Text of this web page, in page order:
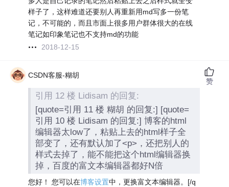
样子了，这样难道还要别人再重新用md写多一份笔
记，不可能的，而且市面上很多用户群体很大的在线
笔记如印象笔记也不支持md的功能
2018-12-15
CSDN客服-糊胡
引用 12 楼 Lidisam 的回复:
[quote=引用 11 楼 糊胡 的回复:] [quote=
引用 10 楼 Lidisam 的回复:] 博客的html
编辑器太low了，粘贴上去的html样子全
部变了，还有默认加了<p>，还把别人的
样式去掉了，能不能把这个html编辑器换
掉，百度的富文本编辑器都好N倍
您好！ 您可以在博客设置中，更换富文本编辑器。[/q
赞